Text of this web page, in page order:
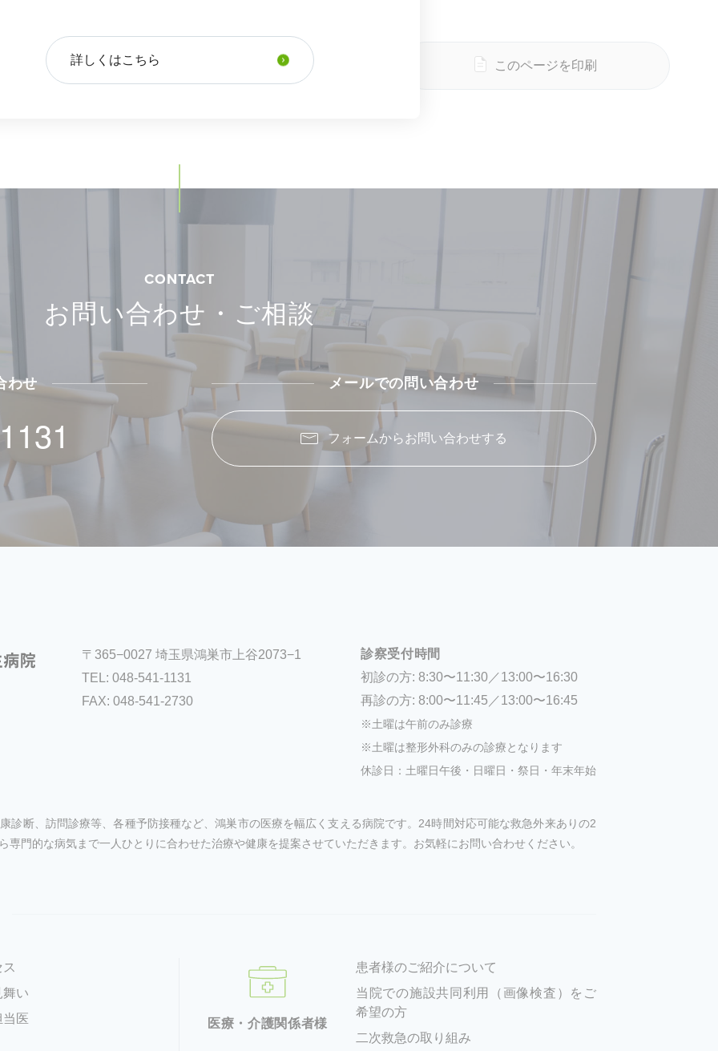
このページを印刷
CONTACT
お問い合わせ・ご相談
わせ メールでの問い合わせ
フォームからお問い合わせする
〒365−0027 埼玉県鴻巣市上谷2073−1
TEL: 048-541-1131
FAX: 048-541-2730
診察受付時間
初診の方: 8:30〜11:30／13:00〜16:30
再診の方: 8:00〜11:45／13:00〜16:45
※土曜は午前のみ診療
※土曜は整形外科のみの診療となります
休診日：土曜日午後・日曜日・祭日・年末年始
診断、訪問診療等、各種予防接種など、鴻巣市の医療を幅広く支える病院です。24時間対応可能な救急外来ありの2
門的な病気まで一人ひとりに合わせた治療や健康を提案させていただきます。お気軽にお問い合わせください。
舞い
当医
医療・介護関係者様
患者様のご紹介について
当院での施設共同利用（画像検査）をご
希望の方
二次救急の取り組み
詳しくはこちら